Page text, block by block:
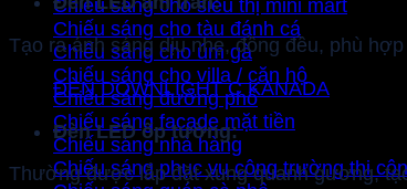
Chiếu sáng cho siêu thị mini mart
Chiếu sáng cho tàu đánh cá
Chiếu sáng cho úm gà
Chiếu sáng cho villa / căn hộ
Chiếu sáng đường phố
Chiếu sáng facade mặt tiền
Chiếu sáng nhà hàng
Chiếu sáng phục vụ công trường thi
Tạo ra ánh sáng dịu nhẹ, đồng đều, phù
ĐÈN DOWNLIGHT C KANADA
Đèn LED ốp tường:
Thường được lắp đặt xung quanh gương,